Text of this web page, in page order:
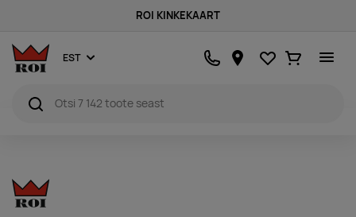
ROI KINKEKAART
EST Lemmikud
Ostukorv